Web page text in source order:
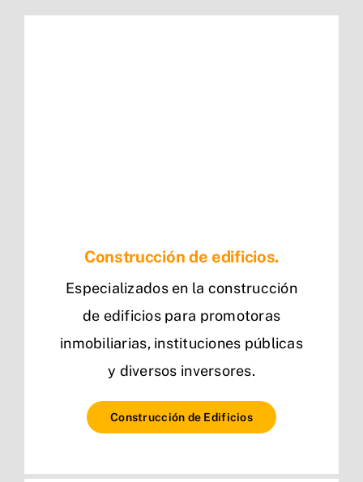
Construcción de edificios.
Especializados en la construcción
de edificios para promotoras
inmobiliarias, instituciones públicas
y diversos inversores.
Construcción de Edificios